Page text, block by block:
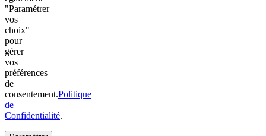
"Paramétrer
vos
choix"
pour
gérer
vos
préférences
de
consentement.Politique
de
Confidentialité.